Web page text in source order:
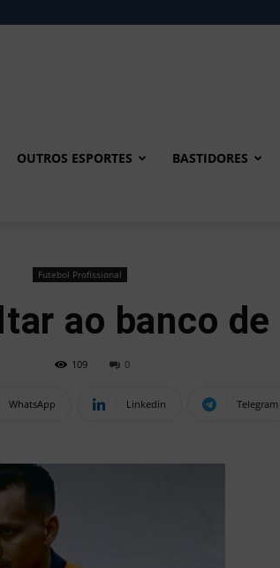
OUTROS ESPORTES BASTIDORES
Futebol Profissional
ao banco
109 0
WhatsApp Linkedin Telegram